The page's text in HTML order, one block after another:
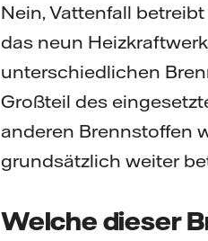
Nein, Vattenfall
das neun
unterschiedlichen
Großteil des
anderen Brennstoffen
grundsätzlich weiter
Welche dieser